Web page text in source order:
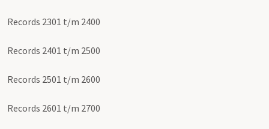
Records 2301 t/m 2400
Records 2401 t/m 2500
Records 2501 t/m 2600
Records 2601 t/m 2700